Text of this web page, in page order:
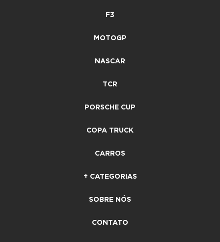
F3
MOTOGP
NASCAR
TCR
PORSCHE CUP
COPA TRUCK
CARROS
+ CATEGORIAS
SOBRE NÓS
CONTATO